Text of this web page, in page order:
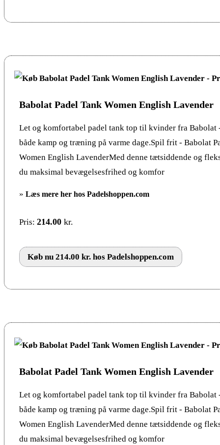
Babolat Padel Tank Women English Lavender
Let og komfortabel padel tank top til kvinder fra
både kamp og træning på varme dage.Spil frit - Babolat
Women English LavenderMed denne tætsiddende og
du maksimal bevægelsesfrihed og komfor
» Læs mere her hos Padelshoppen.com
Pris: 214.00 kr.
Køb nu 214.00 kr. hos Padelshoppen.com
Babolat Padel Tank Women English Lavender
Let og komfortabel padel tank top til kvinder fra
både kamp og træning på varme dage.Spil frit - Babolat
Women English LavenderMed denne tætsiddende og
du maksimal bevægelsesfrihed og komfor